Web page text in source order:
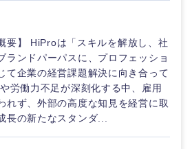
要】 HiProは「スキルを解放し、社
ランドパーパスに、プロフェッショ
て企業の経営課題解決に向き合って
労働力不足が深刻化する中、雇用
れず、外部の高度な知見を経営に取
長の新たなスタンダ...